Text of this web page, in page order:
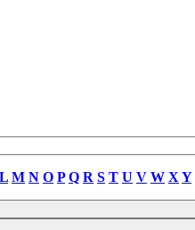
L M N O P Q R S T U V W X Y